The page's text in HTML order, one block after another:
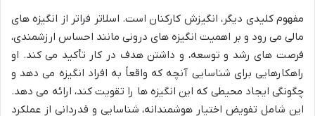
مفهوم کلیدی دیگر، انگیزش کارکنان است. اسلاتر فراتر از انگیزه های
مالی می رود و بر اهمیت انگیزه های درونی مانند احساس ارزشمندی،
فرصت های رشد و توسعه، و داشتن هدف در کار تأکید می کند. او
راهکارهایی برای شناسایی آنچه که واقعاً به افراد انگیزه می دهد و
چگونگی ایجاد محیطی که این انگیزه ها را تقویت کند، ارائه می دهد.
این شامل تفویض اختیار هوشمندانه، شناسایی و قدردانی از عملکرد